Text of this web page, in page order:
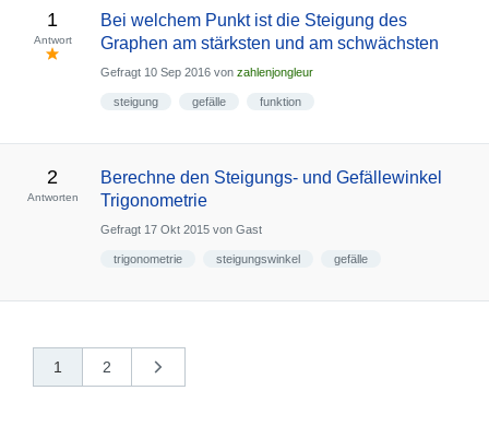
1
Antwort
Bei welchem Punkt ist die Steigung des
Graphen am stärksten und am schwächsten
Gefragt 10 Sep 2016 von zahlenjongleur
steigung gefälle funktion
2
Antworten
Berechne den Steigungs- und Gefällewinkel
Trigonometrie
Gefragt 17 Okt 2015 von Gast
trigonometrie steigungswinkel gefälle
1 2